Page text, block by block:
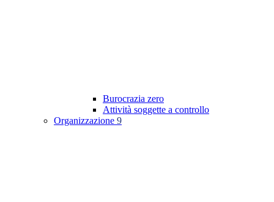
Burocrazia zero
Attività soggette a controllo
Organizzazione 9